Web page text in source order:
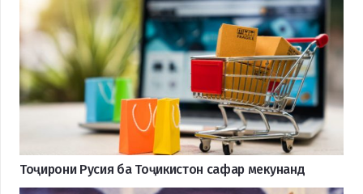
Тоҷирони Русия ба Тоҷикистон сафар мекунанд